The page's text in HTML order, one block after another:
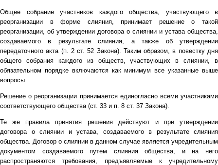
Общее собрание участников каждого общества, участвующего в
реорганизации в форме слияния, принимает решение о такой
реорганизации, об утверждении договора о слиянии и устава общества,
создаваемого в результате слияния, а также об утверждении
передаточного акта (п. 2 ст. 52 Закона). Таким образом, в повестку дня
общего собрания каждого из обществ, участвующих в слиянии, в
обязательном порядке включаются как минимум все указанные выше
вопросы.
Решение о реорганизации принимается единогласно всеми участниками
соответствующего общества (ст. 33 и п. 8 ст. 37 Закона).
Те же правила принятия решения действуют и при утверждении
договора о слиянии и устава, создаваемого в результате слияния
общества. Договор о слиянии в данном случае является учредительным
документом создаваемого путем слияния общества, и на него
распространяются требования, предъявляемые к учредительному